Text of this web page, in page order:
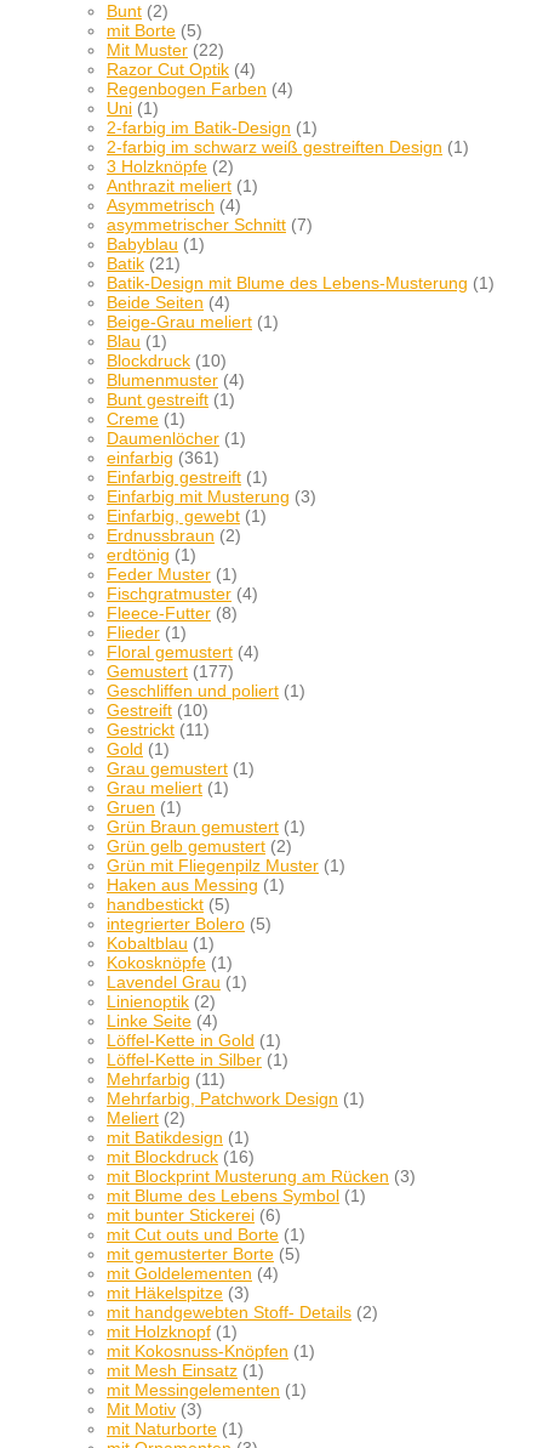
Bunt (2)
mit Borte (5)
Mit Muster (22)
Razor Cut Optik (4)
Regenbogen Farben (4)
Uni (1)
2-farbig im Batik-Design (1)
2-farbig im schwarz weiß gestreiften Design (1)
3 Holzknöpfe (2)
Anthrazit meliert (1)
Asymmetrisch (4)
asymmetrischer Schnitt (7)
Babyblau (1)
Batik (21)
Batik-Design mit Blume des Lebens-Musterung (1)
Beide Seiten (4)
Beige-Grau meliert (1)
Blau (1)
Blockdruck (10)
Blumenmuster (4)
Bunt gestreift (1)
Creme (1)
Daumenlöcher (1)
einfarbig (361)
Einfarbig gestreift (1)
Einfarbig mit Musterung (3)
Einfarbig, gewebt (1)
Erdnussbraun (2)
erdtönig (1)
Feder Muster (1)
Fischgratmuster (4)
Fleece-Futter (8)
Flieder (1)
Floral gemustert (4)
Gemustert (177)
Geschliffen und poliert (1)
Gestreift (10)
Gestrickt (11)
Gold (1)
Grau gemustert (1)
Grau meliert (1)
Gruen (1)
Grün Braun gemustert (1)
Grün gelb gemustert (2)
Grün mit Fliegenpilz Muster (1)
Haken aus Messing (1)
handbestickt (5)
integrierter Bolero (5)
Kobaltblau (1)
Kokosknöpfe (1)
Lavendel Grau (1)
Linienoptik (2)
Linke Seite (4)
Löffel-Kette in Gold (1)
Löffel-Kette in Silber (1)
Mehrfarbig (11)
Mehrfarbig, Patchwork Design (1)
Meliert (2)
mit Batikdesign (1)
mit Blockdruck (16)
mit Blockprint Musterung am Rücken (3)
mit Blume des Lebens Symbol (1)
mit bunter Stickerei (6)
mit Cut outs und Borte (1)
mit gemusterter Borte (5)
mit Goldelementen (4)
mit Häkelspitze (3)
mit handgewebten Stoff- Details (2)
mit Holzknopf (1)
mit Kokosnuss-Knöpfen (1)
mit Mesh Einsatz (1)
mit Messingelementen (1)
Mit Motiv (3)
mit Naturborte (1)